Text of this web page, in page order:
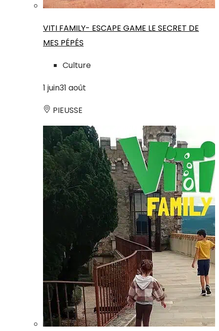
VITI FAMILY- ESCAPE GAME LE SECRET DE
MES PÉPÉS
Culture
1 juin31 août
PIEUSSE